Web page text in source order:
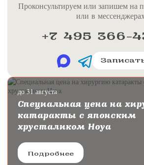
Проконсультируем или запишем на
или в
+7 495 366-
до 31 августа
Специальная цена на
катаракты с японским
хрусталиком Hoya
Подробнее